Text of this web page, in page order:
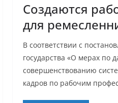
Создаются
для
В соответствии с
государства «О мерах по
совершенствованию
кадров по рабочим